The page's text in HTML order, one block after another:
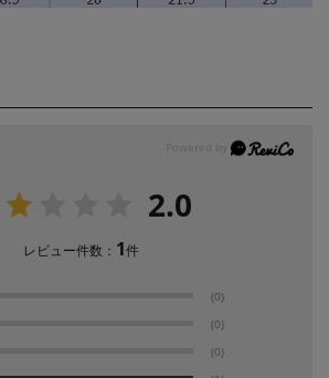
2.0
レビュー件数： 1件
(0)
(0)
(0)